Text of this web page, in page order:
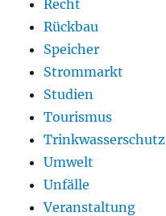
Recht
Rückbau
Speicher
Strommarkt
Studien
Tourismus
Trinkwasserschutz
Umwelt
Unfälle
Veranstaltung